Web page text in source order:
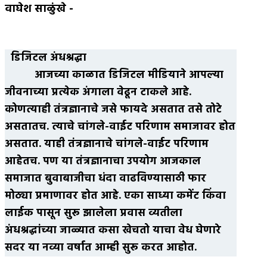
वाघेश साळुंखे -
डिजिटल अंधश्रद्धा
आजच्या काळात डिजिटल मीडियाने आपल्या
जीवनाच्या प्रत्येक अंगाला वेढून टाकले आहे.
कोणत्याही तंत्रज्ञानाचे जसे फायदे असतात तसे तोटे
असतातच. त्याचे चांगले-वाईट परिणाम समाजावर होत
असतात. याही तंत्रज्ञानाचे चांगले-वाईट परिणाम
आहेतच. पण या तंत्रज्ञानाचा उपयोग आजकाल
समाजात बुवाबाजीचा धंदा वाढविण्यासाठी फार
मोठ्या प्रमाणावर होत आहे. एका साध्या कमेंट किंवा
लाईक पासून सुरू झालेला प्रवास व्यतीला
अंधश्रद्धांच्या जाळ्यात कसा खेचतो याचा वेध घेणारे
सदर या नव्या वर्षात आम्ही सुरू करत आहोत.